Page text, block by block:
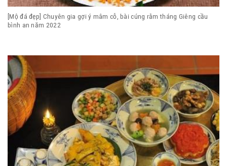
[Mộ đá đẹp] Chuyên gia gợi ý mâm cỗ, bài cúng rằm tháng Giêng cầu
bình an năm 2022